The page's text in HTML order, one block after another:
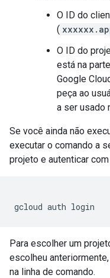
O ID do
(
O ID do
está na
Google
peça ao
a ser usado
Se você ainda não
executar o comando a
projeto e autenticar
Para escolher um
escolheu
na linha de comando.